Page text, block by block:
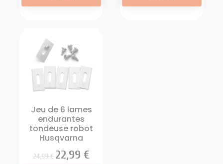
Jeu de 6 lames
endurantes
tondeuse robot
Husqvarna
Prix
24,99 € Prix
22,99 €